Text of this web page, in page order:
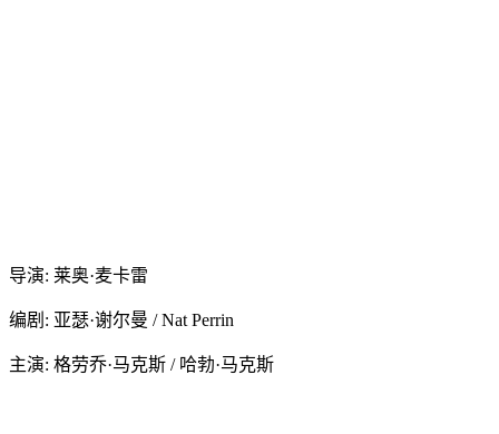
导演: 莱奥·麦卡雷
编剧: 亚瑟·谢尔曼 / Nat Perrin
主演: 格劳乔·马克斯 / 哈勃·马克斯